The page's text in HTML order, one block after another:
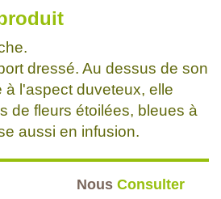
dressé. Au dessus de son
à l'aspect duveteux, elle
de fleurs étoilées, bleues à
aussi en infusion.
Nous Consulter